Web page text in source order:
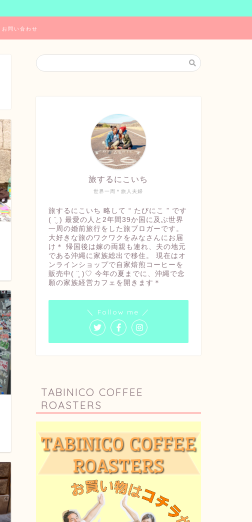
お問い合わせ
世界一周＊旅人夫婦
旅するにこいち
旅するにこいち 略して “ たびにこ ” です
( ¨̮ ) 最愛の人と2年間39か国に及ぶ世界
一周の婚前旅行をした旅ブロガーです。
大好きな旅のワクワクをみなさんにお届
け＊ 帰国後は嫁の両親も連れ、夫の地元
である沖縄に家族総出で移住。 現在はオ
ンラインショップで自家焙煎コーヒーを
販売中( ¨̮ )♡ 今年の夏までに、沖縄で念
願の家族経営カフェを開きます＊
＼ Follow me ／
TABINICO COFFEE
ROASTERS